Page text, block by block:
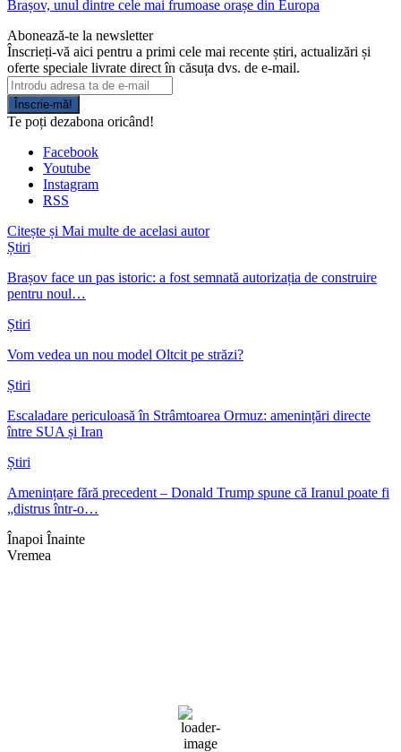
Brașov, unul dintre cele mai frumoase orașe din Europa
Abonează-te la newsletter
Înscrieți-vă aici pentru a primi cele mai recente știri, actualizări și
oferte speciale livrate direct în căsuța dvs. de e-mail.
Înscrie-mă!
Te poți dezabona oricând!
Facebook
Youtube
Instagram
RSS
Citește și Mai multe de acelasi autor
Știri
Brașov face un pas istoric: a fost semnată autorizația de construire
pentru noul…
Știri
Vom vedea un nou model Oltcit pe străzi?
Știri
Escaladare periculoasă în Strâmtoarea Ormuz: amenințări directe
între SUA și Iran
Știri
Amenințare fără precedent – Donald Trump spune că Iranul poate fi
„distrus într-o…
Înapoi Înainte
Vremea
69 %
1013 mb
4 mph